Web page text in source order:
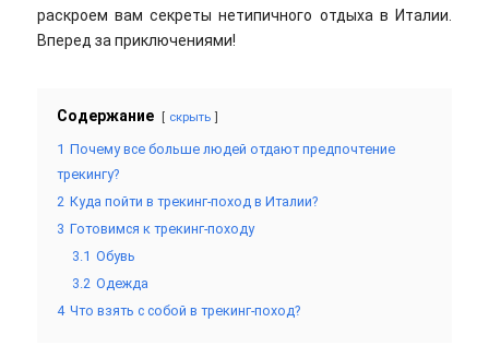
раскроем вам секреты нетипичного отдыха в Италии.
Вперед за приключениями!
Содержание скрыть
1 Почему все больше людей отдают предпочтение
трекингу?
2 Куда пойти в трекинг-поход в Италии?
3 Готовимся к трекинг-походу
3.1 Обувь
3.2 Одежда
4 Что взять с собой в трекинг-поход?